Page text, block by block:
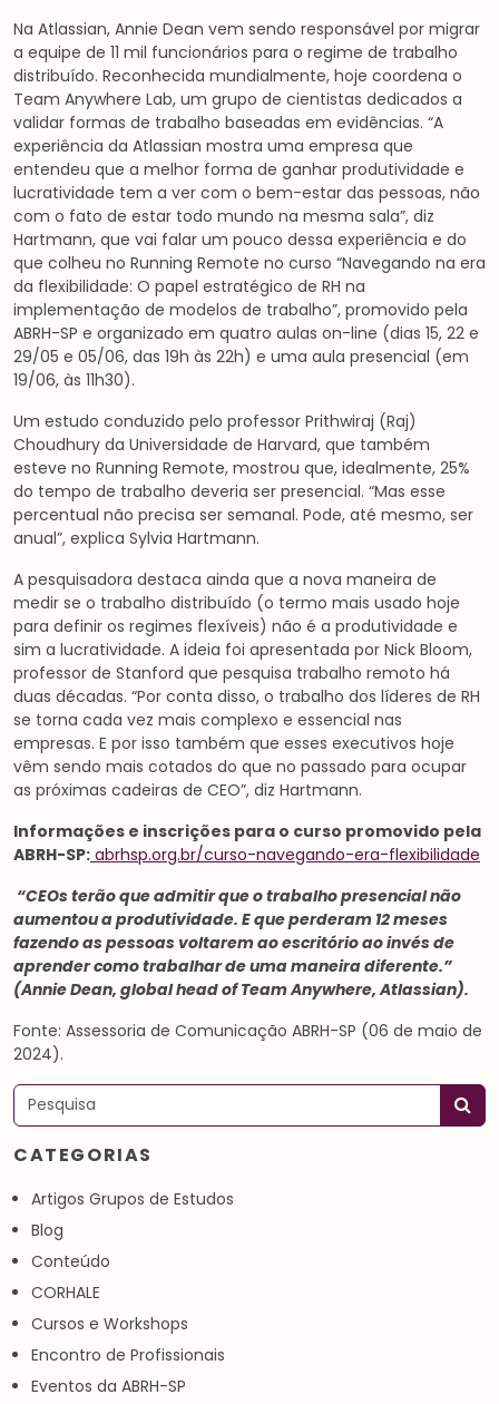
Na Atlassian, Annie Dean vem sendo responsável por migrar
a equipe de 11 mil funcionários para o regime de trabalho
distribuído. Reconhecida mundialmente, hoje coordena o
Team Anywhere Lab, um grupo de cientistas dedicados a
validar formas de trabalho baseadas em evidências. “A
experiência da Atlassian mostra uma empresa que
entendeu que a melhor forma de ganhar produtividade e
lucratividade tem a ver com o bem-estar das pessoas, não
com o fato de estar todo mundo na mesma sala”, diz
Hartmann, que vai falar um pouco dessa experiência e do
que colheu no Running Remote no curso “Navegando na era
da flexibilidade: O papel estratégico de RH na
implementação de modelos de trabalho”, promovido pela
ABRH-SP e organizado em quatro aulas on-line (dias 15, 22 e
29/05 e 05/06, das 19h às 22h) e uma aula presencial (em
19/06, às 11h30).
Um estudo conduzido pelo professor Prithwiraj (Raj)
Choudhury da Universidade de Harvard, que também
esteve no Running Remote, mostrou que, idealmente, 25%
do tempo de trabalho deveria ser presencial. “Mas esse
percentual não precisa ser semanal. Pode, até mesmo, ser
anual”, explica Sylvia Hartmann.
A pesquisadora destaca ainda que a nova maneira de
medir se o trabalho distribuído (o termo mais usado hoje
para definir os regimes flexíveis) não é a produtividade e
sim a lucratividade. A ideia foi apresentada por Nick Bloom,
professor de Stanford que pesquisa trabalho remoto há
duas décadas. “Por conta disso, o trabalho dos líderes de RH
se torna cada vez mais complexo e essencial nas
empresas. E por isso também que esses executivos hoje
vêm sendo mais cotados do que no passado para ocupar
as próximas cadeiras de CEO”, diz Hartmann.
Informações e inscrições para o curso promovido pela
ABRH-SP: abrhsp.org.br/curso-navegando-era-flexibilidade
“CEOs terão que admitir que o trabalho presencial não
aumentou a produtividade. E que perderam 12 meses
fazendo as pessoas voltarem ao escritório ao invés de
aprender como trabalhar de uma maneira diferente.”
(Annie Dean, global head of Team Anywhere, Atlassian).
Fonte: Assessoria de Comunicação ABRH-SP (06 de maio de
2024).
Pesquisar
CATEGORIAS
Artigos Grupos de Estudos
Blog
Conteúdo
CORHALE
Cursos e Workshops
Encontro de Profissionais
Eventos da ABRH-SP